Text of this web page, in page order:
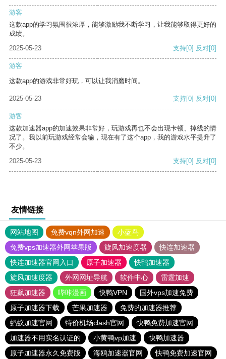
游客
这款app的学习氛围很浓厚，能够激励我不断学习，让我能够取得更好的
成绩。
2025-05-23
支持[0] 反对[0]
游客
这款app的游戏非常好玩，可以让我消磨时间。
2025-05-23 支持[0] 反对[0]
游客
这款加速器app的加速效果非常好，玩游戏再也不会出现卡顿、掉线的情
况了。我以前玩游戏经常会输，现在有了这个app，我的游戏水平提升了
不少。
2025-05-23
支持[0] 反对[0]
友情链接
网站地图 免费vqn外网加速
小蓝鸟
免费vps加速器外网苹果版
旋风加速度器
快连加速器
快连加速器官网入口
原子加速器
快鸭加速器
旋风加速度器
外网网址导航 软件中心
雷霆加速
狂飙加速器
哔咔漫画 快鸭VPN
国外vps加速免费
原子加速器下载
芒果加速器
免费的加速器推荐
蚂蚁加速官网
特价机场clash官网
快鸭免费加速官网
加速器不用实名认证的
小黄鸭vp加速
快鸭加速器
原子加速器永久免费版
海鸥加速器官网 快鸭免费加速官网